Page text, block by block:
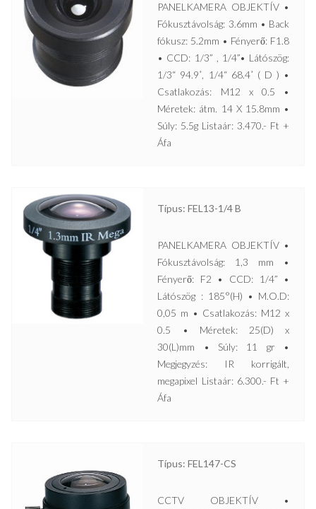
PANELKAMERA OBJEKTÍV •
Fókusztávolság: 3.6mm • Back
fókusz: 5.2mm • Fényerő: F1.8
• CCD: 1/3” , 1/4”• Látószög:
1/3“ 94.9˚, 1/4“ 68.4˚ ( D ) •
Csatlakozás: M12 x 0.5 •
Méretek: átm. 14 X 15.8mm •
Súly: 5.5g Listaár: 3.470.- Ft +
Áfa
Típus: FEL13-1/4 B
PANELKAMERA OBJEKTÍV •
Fókusztávolság: 1,3 mm •
Fényerő: F2 • CCD: 1/4” •
Látószög : 185°(H) • M.O.D:
0,05 m • Csatlakozás: M12 x
0.5 • Méretek: 25(D) x
30(L)mm • Súly: 11 gr •
Megjegyzés: IR korrigált,
megapixel Listaár: 6.300.- Ft +
Áfa
Típus: FEL147-CS
CCTV OBJEKTÍV •